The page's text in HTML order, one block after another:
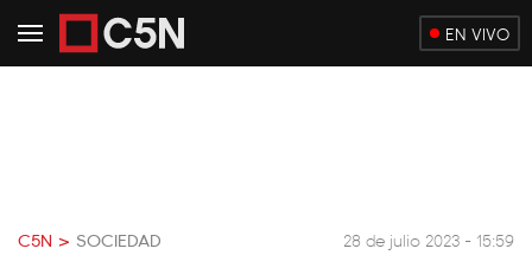
EN VIVO
C5N > SOCIEDAD 28 de julio 2023 - 15:59